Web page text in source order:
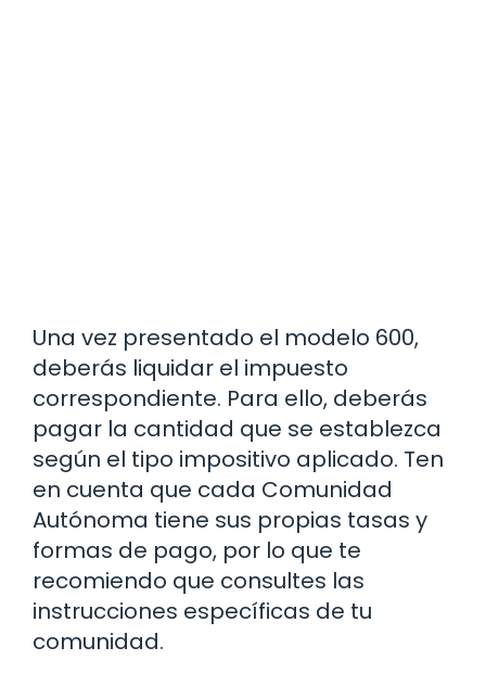
Una vez presentado el modelo 600,
deberás liquidar el impuesto
correspondiente. Para ello, deberás
pagar la cantidad que se establezca
según el tipo impositivo aplicado. Ten
en cuenta que cada Comunidad
Autónoma tiene sus propias tasas y
formas de pago, por lo que te
recomiendo que consultes las
instrucciones específicas de tu
comunidad.